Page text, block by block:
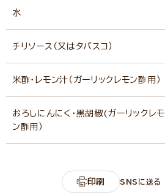
水
チリソース（又はタバスコ）
米酢・レモン汁（ガーリックレモン酢用）
おろしにんにく・黒胡椒(ガーリックレモ
ン酢用）
印刷 SNSに送る